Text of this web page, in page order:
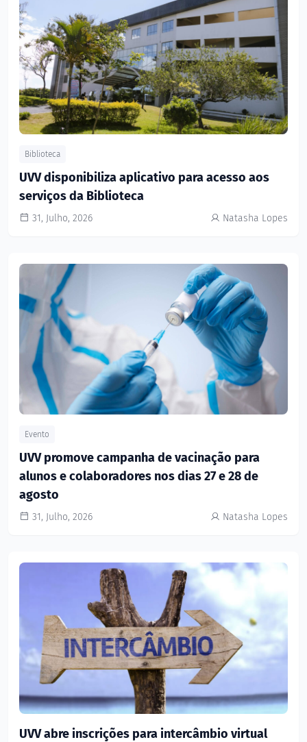
Biblioteca
UVV disponibiliza aplicativo para acesso aos
serviços da Biblioteca
31, Julho, 2026 Natasha Lopes
Evento
UVV promove campanha de vacinação para
alunos e colaboradores nos dias 27 e 28 de
agosto
31, Julho, 2026 Natasha Lopes
UVV abre inscrições para intercâmbio virtual